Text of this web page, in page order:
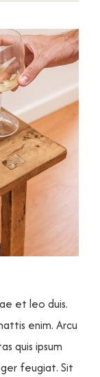
et leo duis.
enim. Arcu
quis ipsum
feugiat. Sit